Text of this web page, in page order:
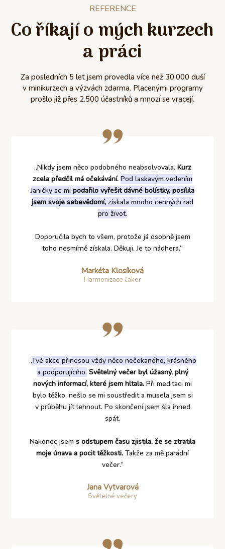
REFERENCE
Co říkají o mých kurzech
a práci
Za posledních 5 let jsem provedla více než 30.000 duší
v minikurzech a výzvách zdarma. Placenými programy
prošlo již přes 2.500 účastníků a mnozí se vracejí.
„Nikdy jsem něco podobného neabsolvovala. Kurz
zcela předčil má očekávání. Pod laskavým vedením
Janičky se mi podařilo vyřešit dávné bolístky, posílila
jsem svoje sebevědomí, získala mnoho cenných rad
pro život.
Doporučila bych to všem, protože já osobně jsem
toho nesmírně získala. Děkuji. Je to nádhera.“
Markéta Klosíková
Harmonizace čaker
„Tvé akce přinesou vždy něco nečekaného, krásného
a podporujícího. Světelný večer byl úžasný, plný
nových informací, které jsem hltala. Při meditaci mi
bylo těžko, nešlo se mi soustředit a musela jsem si
v průběhu jít lehnout. Po skončení jsem šla ihned
spát.
Nakonec jsem s odstupem času zjistila, že se ztratila
moje únava a pocit těžkosti. Takže za mě parádní
večer.“
Jana Vytvarová
Světelné večery